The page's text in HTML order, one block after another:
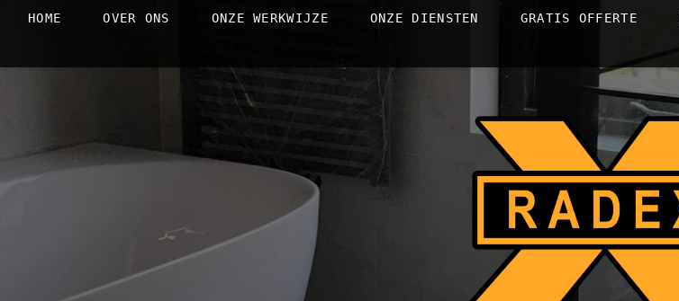
HOME OVER ONS ONZE WERKWIJZE ONZE DIENSTEN GRATIS OFFERTE